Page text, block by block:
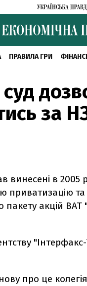
ПРАВИЛА ГРИ
за
винесені в 2005
та
акцій ВАТ
про це